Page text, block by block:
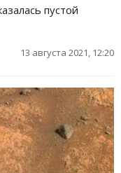
пустой
13 августа 2021, 12:20